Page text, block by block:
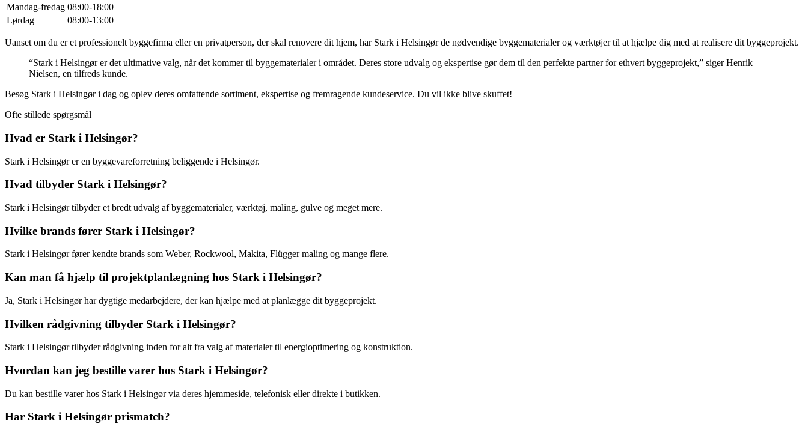
Mandag-fredag 08:00-18:00
Lørdag
08:00-13:00
Uanset om du er et professionelt byggefirma eller en privatperson, der skal renovere dit hjem, har Stark i Helsingør de nødvendige byggematerialer og værktøjer til at hjælpe dig med at realisere dit byggeprojekt.
“Stark i Helsingør er det ultimative valg, når det kommer til byggematerialer i området. Deres store udvalg og ekspertise gør dem til den perfekte partner for ethvert byggeprojekt,” siger Henrik
Nielsen, en tilfreds kunde.
Besøg Stark i Helsingør i dag og oplev deres omfattende sortiment, ekspertise og fremragende kundeservice. Du vil ikke blive skuffet!
Ofte stillede spørgsmål
Hvad er Stark i Helsingør?
Stark i Helsingør er en byggevareforretning beliggende i Helsingør.
Hvad tilbyder Stark i Helsingør?
Stark i Helsingør tilbyder et bredt udvalg af byggematerialer, værktøj, maling, gulve og meget mere.
Hvilke brands fører Stark i Helsingør?
Stark i Helsingør fører kendte brands som Weber, Rockwool, Makita, Flügger maling og mange flere.
Kan man få hjælp til projektplanlægning hos Stark i Helsingør?
Ja, Stark i Helsingør har dygtige medarbejdere, der kan hjælpe med at planlægge dit byggeprojekt.
Hvilken rådgivning tilbyder Stark i Helsingør?
Stark i Helsingør tilbyder rådgivning inden for alt fra valg af materialer til energioptimering og konstruktion.
Hvordan kan jeg bestille varer hos Stark i Helsingør?
Du kan bestille varer hos Stark i Helsingør via deres hjemmeside, telefonisk eller direkte i butikken.
Har Stark i Helsingør prismatch?